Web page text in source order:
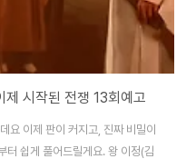
시작된 전쟁 13회예고
요 이제 판이 커지고, 진짜 비밀이
터 쉽게 풀어드릴게요. 왕 이정(김